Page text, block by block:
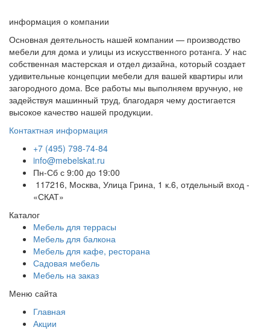
информация о компании
Основная деятельность нашей компании — производство
мебели для дома и улицы из искусственного ротанга. У нас
собственная мастерская и отдел дизайна, который создает
удивительные концепции мебели для вашей квартиры или
загородного дома. Все работы мы выполняем вручную, не
задействуя машинный труд, благодаря чему достигается
высокое качество нашей продукции.
Контактная информация
+7 (495) 798-74-84
info@mebelskat.ru
Пн-Сб с 9:00 до 19:00
117216, Москва, Улица Грина, 1 к.6, отдельный вход -
«СКАТ»
Каталог
Мебель для террасы
Мебель для балкона
Мебель для кафе, ресторана
Садовая мебель
Мебель на заказ
Меню сайта
Главная
Акции